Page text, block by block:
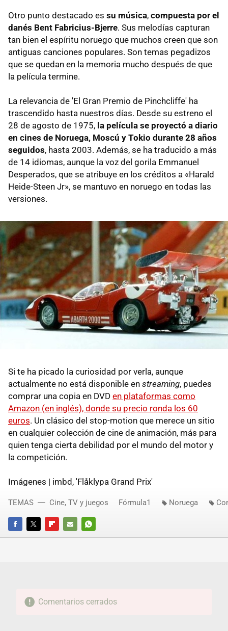
Otro punto destacado es su música, compuesta por el
danés Bent Fabricius-Bjerre. Sus melodías capturan
tan bien el espíritu noruego que muchos creen que son
antiguas canciones populares. Son temas pegadizos
que se quedan en la memoria mucho después de que
la película termine.
La relevancia de 'El Gran Premio de Pinchcliffe' ha
trascendido hasta nuestros días. Desde su estreno el
28 de agosto de 1975, la película se proyectó a diario
en cines de Noruega, Moscú y Tokio durante 28 años
seguidos, hasta 2003. Además, se ha traducido a más
de 14 idiomas, aunque la voz del gorila Emmanuel
Desperados, que se atribuye en los créditos a «Harald
Heide-Steen Jr», se mantuvo en noruego en todas las
versiones.
Si te ha picado la curiosidad por verla, aunque
actualmente no está disponible en streaming, puedes
comprar una copia en DVD en plataformas como
Amazon (en inglés), donde su precio ronda los 60
euros. Un clásico del stop-motion que merece un sitio
en cualquier colección de cine de animación, más para
quien tenga cierta debilidad por el mundo del motor y
la competición.
Imágenes | imbd, 'Flåklypa Grand Prix'
FACEBOOKTWITTERFLIPBOARD
E-
WHATSAPP
TEMAS Cine, TV y juegos Fórmula1 Noruega
Comentarios cerrados